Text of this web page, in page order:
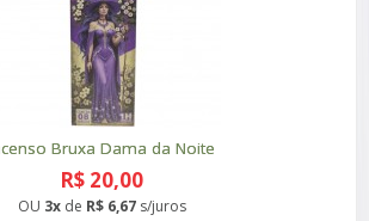
Bruxa Dama da Noite
R$ 20,00
OU 3xde R$ 6,67s/juros